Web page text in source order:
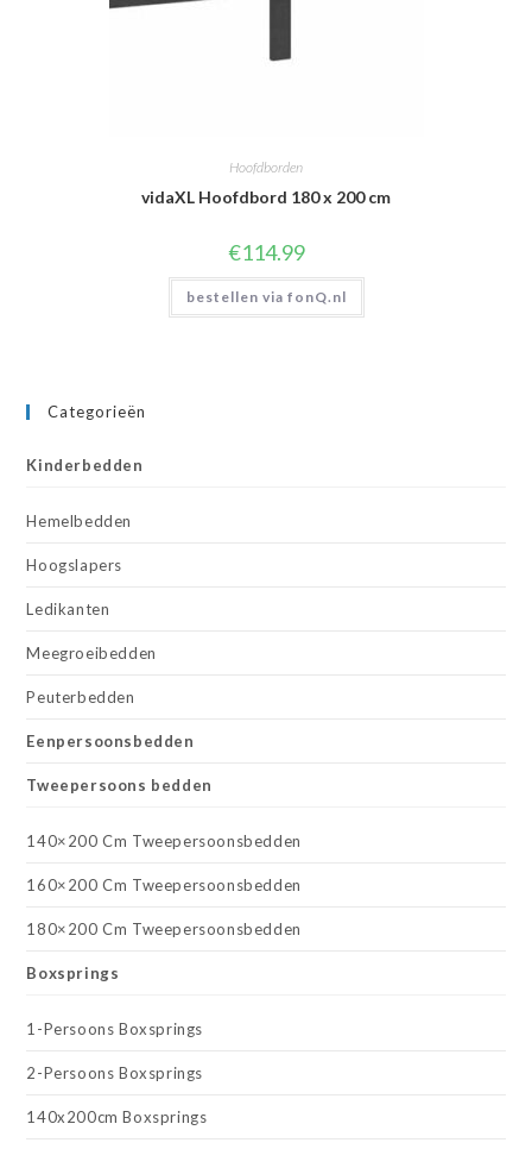
Hoofdborden
vidaXL Hoofdbord 180 x 200 cm
€114.99
bestellen via fonQ.nl
Categorieën
Kinderbedden
Hemelbedden
Hoogslapers
Ledikanten
Meegroeibedden
Peuterbedden
Eenpersoonsbedden
Tweepersoons bedden
140×200 Cm Tweepersoonsbedden
160×200 Cm Tweepersoonsbedden
180×200 Cm Tweepersoonsbedden
Boxsprings
1-Persoons Boxsprings
2-Persoons Boxsprings
140x200cm Boxsprings